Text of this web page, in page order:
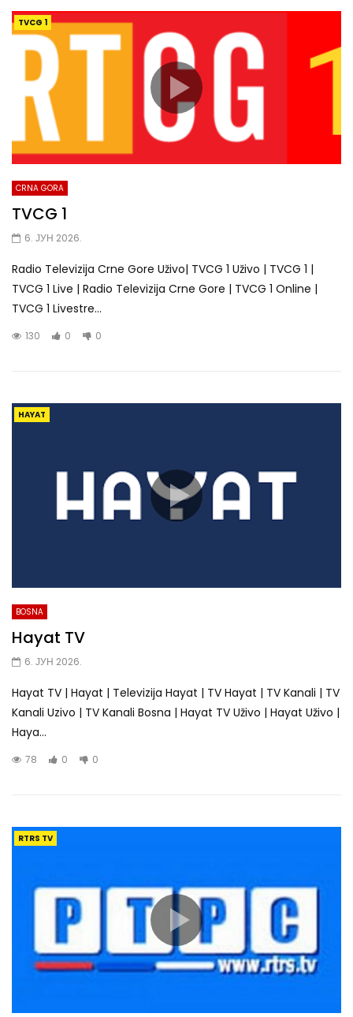
TVCG 1
CRNA GORA
TVCG 1
6. ЈУН 2026.
Radio Televizija Crne Gore Uživo| TVCG 1 Uživo | TVCG 1 |
TVCG 1 Live | Radio Televizija Crne Gore | TVCG 1 Online |
TVCG 1 Livestre...
130 0 0
HAYAT
BOSNA
Hayat TV
6. ЈУН 2026.
Hayat TV | Hayat | Televizija Hayat | TV Hayat | TV Kanali | TV
Kanali Uzivo | TV Kanali Bosna | Hayat TV Uživo | Hayat Uživo |
Haya...
78 0 0
RTRS TV